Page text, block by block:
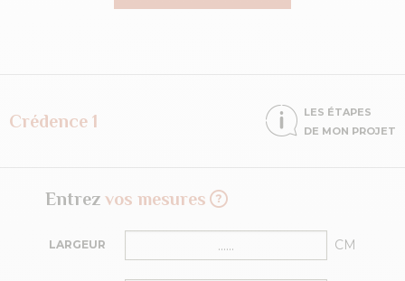
Crédence 1
LES ÉTAPES
DE MON PROJET
Entrez vos mesures
LARGEUR CM